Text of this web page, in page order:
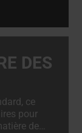
DES
ce
pour
de